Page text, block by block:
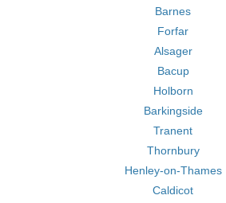
Barnes
Forfar
Alsager
Bacup
Holborn
Barkingside
Tranent
Thornbury
Henley-on-Thames
Caldicot